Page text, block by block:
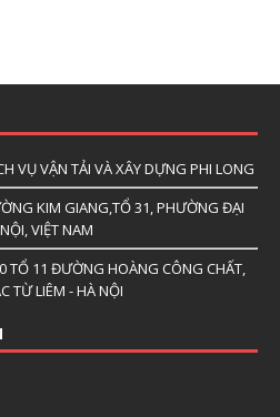
VỤ VẬN TẢI VÀ XÂY DỰNG PHI LONG
KIM GIANG,TỔ 31, PHƯỜNG ĐẠI
VIỆT NAM
TỔ 11 ĐƯỜNG HOÀNG CÔNG CHẤT,
TỪ LIÊM - HÀ NỘI